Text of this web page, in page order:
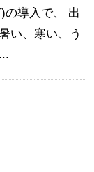
の導入で、 出
い、寒い、う